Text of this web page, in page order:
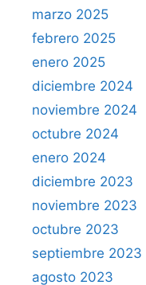
marzo 2025
febrero 2025
enero 2025
diciembre 2024
noviembre 2024
octubre 2024
enero 2024
diciembre 2023
noviembre 2023
octubre 2023
septiembre 2023
agosto 2023